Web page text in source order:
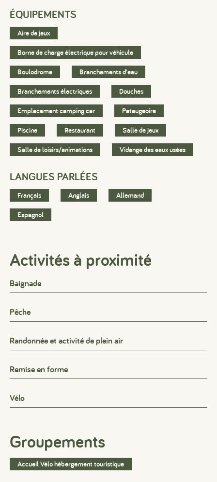
ÉQUIPEMENTS
Aire de jeux
Borne de charge électrique pour véhicule
Boulodrome Branchements d'eau
Branchements électriques Douches
Emplacement camping car Pataugeoire
Piscine Restaurant Salle de jeux
Salle de loisirs/animations Vidange des eaux usées
LANGUES PARLÉES
Français Anglais Allemand
Espagnol
Activités à proximité
Baignade
Pêche
Randonnée et activité de plein air
Remise en forme
Vélo
Groupements
Accueil Vélo hébergement touristique
#